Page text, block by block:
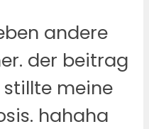
andere
der beitrag
meine
hahaha